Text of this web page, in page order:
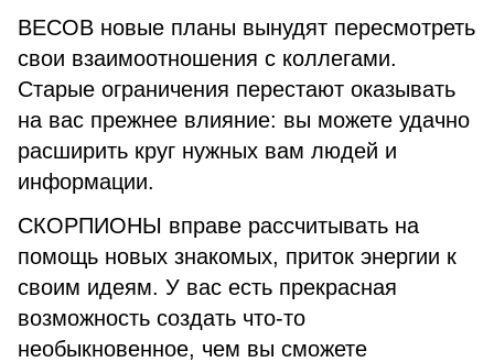
ВЕСОВ новые планы вынудят пересмотреть
свои взаимоотношения с коллегами.
Старые ограничения перестают оказывать
на вас прежнее влияние: вы можете удачно
расширить круг нужных вам людей и
информации.
СКОРПИОНЫ вправе рассчитывать на
помощь новых знакомых, приток энергии к
своим идеям. У вас есть прекрасная
возможность создать что-то
необыкновенное, чем вы сможете